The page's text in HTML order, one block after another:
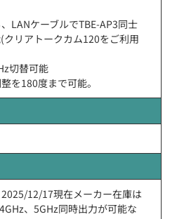
LANケーブルでTBE-AP3同士
リアトークカム120をご利用
切替可能
を180度まで可能。
12/17現在メーカー在庫は
、5GHz同時出力が可能な